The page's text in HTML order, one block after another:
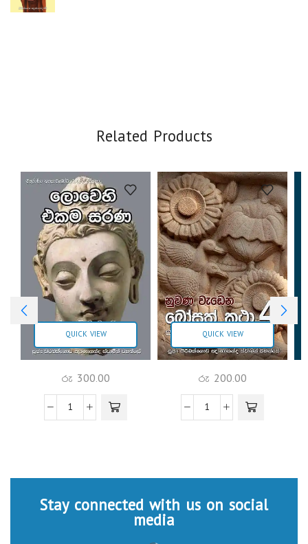
Related Products
QUICK VIEW
රු 300.00
QUICK VIEW
රු 200.00
Stay connected with us on social
media